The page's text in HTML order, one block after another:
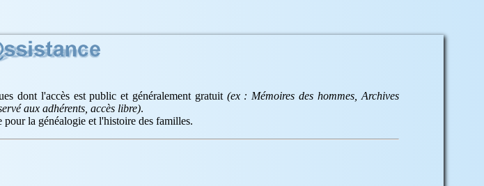
dont l'accès est public et généralement gratuit (ex : Mémoires des hommes, Archives
aux adhérents, accès libre).
la généalogie et l'histoire des familles.